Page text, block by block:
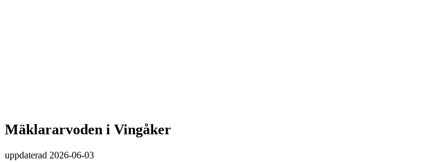
Mäklararvoden i Vingåker
uppdaterad 2026-06-03